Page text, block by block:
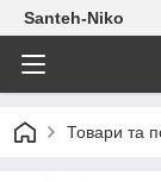
Santeh-Niko
Товари та